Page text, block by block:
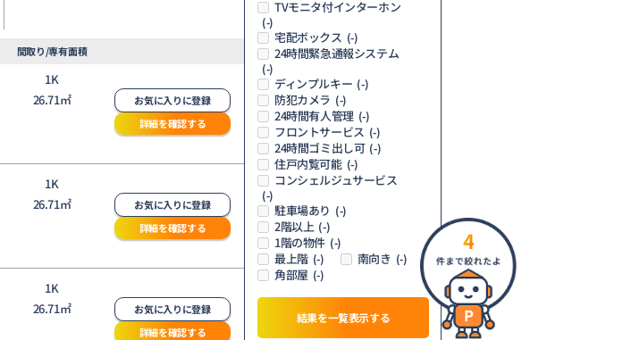
間取り/専有面積
1K
26.71㎡
お気に入りに登録
詳細を確認する
1K
26.71㎡
お気に入りに登録
詳細を確認する
1K
26.71㎡
お気に入りに登録
詳細を確認する
TVモニタ付インターホン
(-)
宅配ボックス (-)
24時間緊急通報システム
(-)
ディンプルキー (-)
防犯カメラ (-)
24時間有人管理 (-)
フロントサービス (-)
24時間ゴミ出し可 (-)
住戸内覧可能 (-)
コンシェルジュサービス
(-)
駐車場あり (-)
2階以上 (-)
1階の物件 (-)
最上階 (-) 南向き (-)
角部屋 (-)
結果を一覧表示する
4